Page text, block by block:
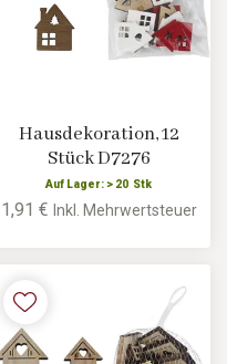
Hausdekoration, 12
Stück D7276
Auf Lager: > 20 Stk
1,91 € Inkl. Mehrwertsteuer